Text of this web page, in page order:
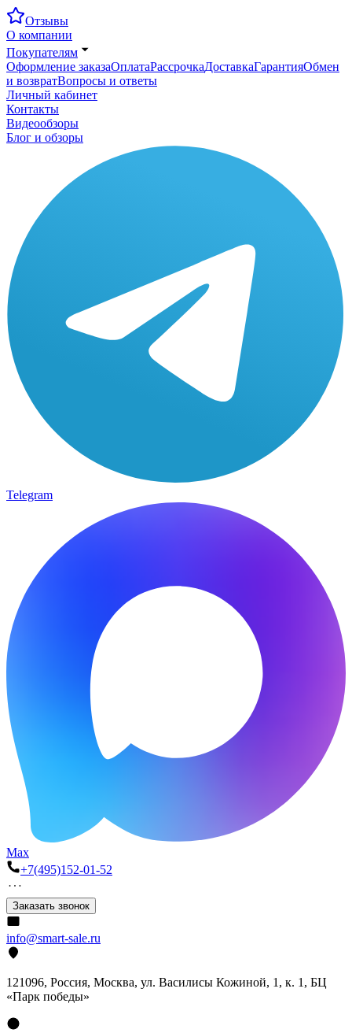
Отзывы
О компании
Покупателям
Оформление заказаОплатаРассрочкаДоставкаГарантияОбмен
и возвратВопросы и ответы
Личный кабинет
Контакты
Видеообзоры
Блог и обзоры
Telegram
Max
+7(495)152-01-52
Заказать звонок
info@smart-sale.ru
121096, Россия, Москва, ул. Василисы Кожиной, 1, к. 1, БЦ
«Парк победы»